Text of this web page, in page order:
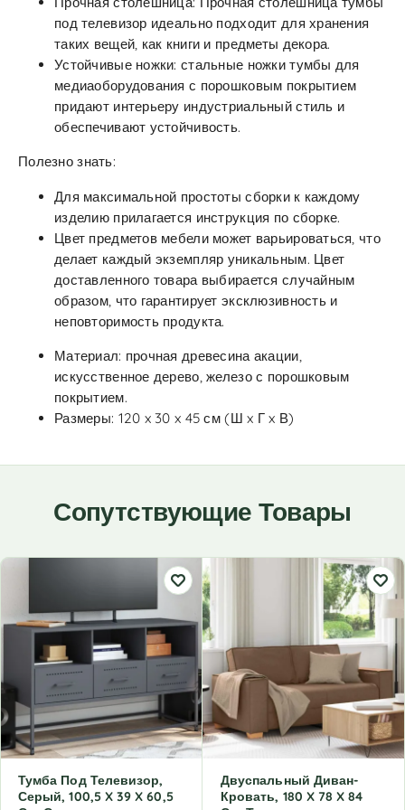
под телевизор идеально подходит для хранения
таких вещей, как книги и предметы декора.
Устойчивые ножки: стальные ножки тумбы для
медиаоборудования с порошковым покрытием
придают интерьеру индустриальный стиль и
обеспечивают устойчивость.
Полезно знать:
Для максимальной простоты сборки к каждому
изделию прилагается инструкция по сборке.
Цвет предметов мебели может варьироваться, что
делает каждый экземпляр уникальным. Цвет
доставленного товара выбирается случайным
образом, что гарантирует эксклюзивность и
неповторимость продукта.
Материал: прочная древесина акации,
искусственное дерево, железо с порошковым
покрытием.
Размеры: 120 x 30 x 45 см (Ш x Г x В)
Сопутствующие Товары
Тумба Под Телевизор,
Серый, 100,5 X 39 X 60,5
Двуспальный Диван-
Кровать, 180 X 78 X 84